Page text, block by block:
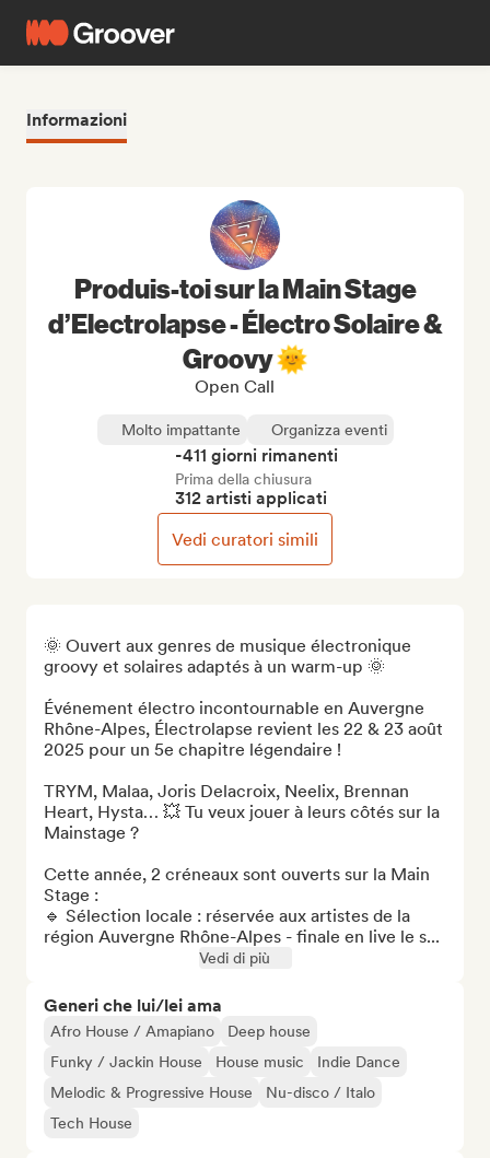
Informazioni
🌞 Ouvert aux genres de musique électronique
groovy et solaires adaptés à un warm-up 🌞
Événement électro incontournable en Auvergne
Rhône-Alpes, Électrolapse revient les 22 & 23 août
2025 pour un 5e chapitre légendaire !
TRYM, Malaa, Joris Delacroix, Neelix, Brennan
Heart, Hysta… 💥 Tu veux jouer à leurs côtés sur la
Mainstage ?
Cette année, 2 créneaux sont ouverts sur la Main
Stage :
🔹 Sélection locale : réservée aux artistes de la
région Auvergne Rhône-Alpes - finale en live le s...
Vedi di più
Generi che lui/lei ama
Afro House / Amapiano
Deep house
Funky / Jackin House
House music
Indie Dance
Melodic & Progressive House
Nu-disco / Italo
Tech House
Produis-toi sur la Main Stage
d’Electrolapse - Électro Solaire &
Groovy 🌞
Open Call
Molto impattante Organizza eventi
-411 giorni rimanenti
Prima della chiusura
312 artisti applicati
Vedi curatori simili